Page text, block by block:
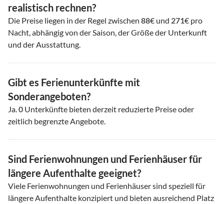
realistisch rechnen?
Die Preise liegen in der Regel zwischen 88€ und 271€ pro
Nacht, abhängig von der Saison, der Größe der Unterkunft
und der Ausstattung.
Gibt es Ferienunterkünfte mit
Sonderangeboten?
Ja.0 Unterkünfte bieten derzeit reduzierte Preise oder
zeitlich begrenzte Angebote.
Sind Ferienwohnungen und Ferienhäuser für
längere Aufenthalte geeignet?
Viele Ferienwohnungen und Ferienhäuser sind speziell für
längere Aufenthalte konzipiert und bieten ausreichend Platz